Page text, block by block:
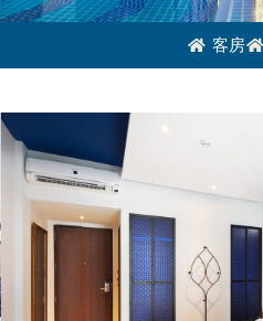
客房